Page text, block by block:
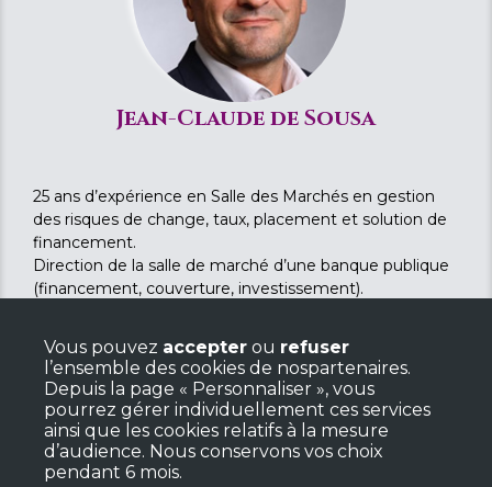
Jean-Claude de Sousa
25 ans d’expérience en Salle des Marchés en gestion
des risques de change, taux, placement et solution de
financement.
Direction de la salle de marché d’une banque publique
(financement, couverture, investissement).
service des entreprises (PME/ETI/ grand Groupes)*
Vous pouvez accepter ou refuser
l’ensemble des cookies de nospartenaires.
Depuis la page « Personnaliser », vous
pourrez gérer individuellement ces services
ainsi que les cookies relatifs à la mesure
d’audience. Nous conservons vos choix
pendant 6 mois.